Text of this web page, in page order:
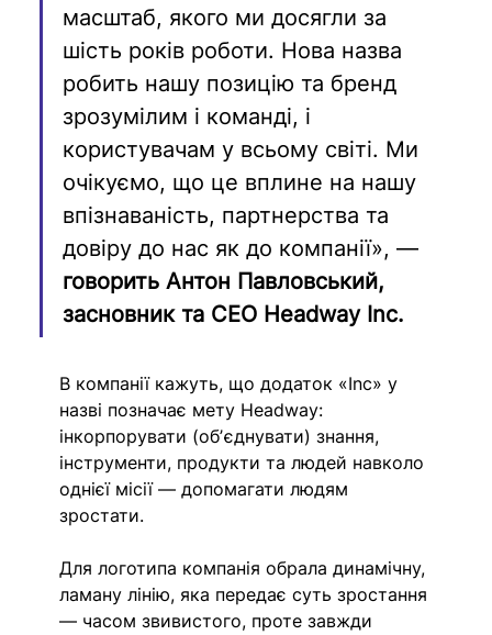
масштаб, якого ми досягли за
шість років роботи. Нова назва
робить нашу позицію та бренд
зрозумілим і команді, і
користувачам у всьому світі. Ми
очікуємо, що це вплине на нашу
впізнаваність, партнерства та
довіру до нас як до компанії», —
говорить Антон Павловський,
засновник та CEO Headway Inc.
В компанії кажуть, що додаток «Inc» у
назві позначає мету Headway:
інкорпорувати (обʼєднувати) знання,
інструменти, продукти та людей навколо
однієї місії — допомагати людям
зростати.
Для логотипа компанія обрала динамічну,
ламану лінію, яка передає суть зростання
— часом звивистого, проте завжди